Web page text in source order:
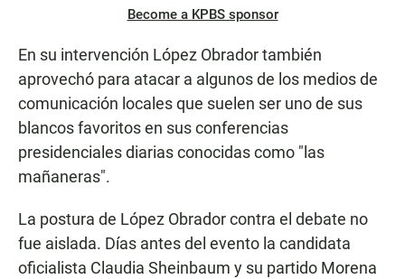
Become a KPBS sponsor
En su intervención López Obrador también
aprovechó para atacar a algunos de los medios de
comunicación locales que suelen ser uno de sus
blancos favoritos en sus conferencias
presidenciales diarias conocidas como "las
mañaneras".
La postura de López Obrador contra el debate no
fue aislada. Días antes del evento la candidata
oficialista Claudia Sheinbaum y su partido Morena